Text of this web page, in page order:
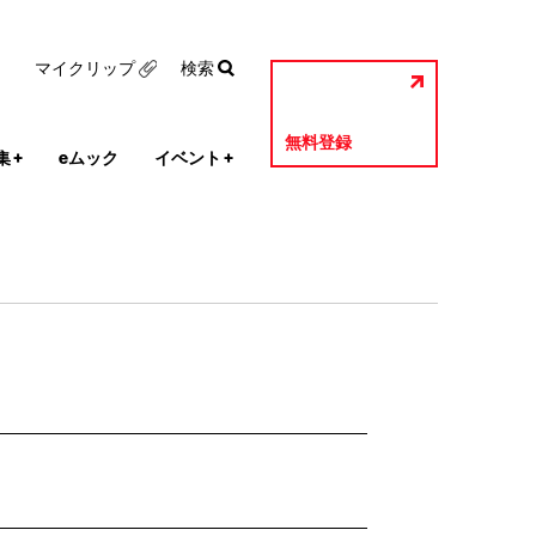
+ eムック イベント +
無料登録
マイクリップ 検索